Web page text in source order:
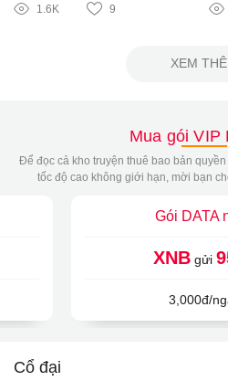
1.6K 9
XEM
Mua gói VIP
Để đọc cả kho truyện thuê bao bản
tốc độ cao không giới hạn, mời bạn
Gói DATA
XNBgửi
3,000đ/
Cổ đại